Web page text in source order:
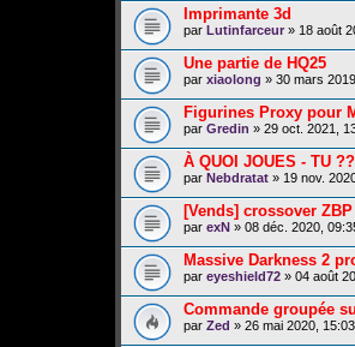
Imprimante 3d
par Lutinfarceur » 18 août
Une partie de HQ25
par xiaolong » 30 mars
Figurines Proxy pour
par Gredin » 29 oct. 2021,
À QUOI JOUES - TU
par Nebdratat » 19 nov.
[Vends] crossover
par exN » 08 déc. 2020,
Massive Darkness 2
par eyeshield72 » 04 août
Commande groupée
par Zed » 26 mai 2020, 15:03